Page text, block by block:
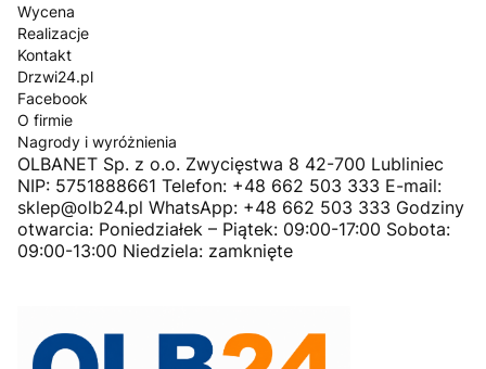
Wycena
Realizacje
Kontakt
Drzwi24.pl
Facebook
O firmie
Nagrody i wyróżnienia
OLBANET Sp. z o.o. Zwycięstwa 8 42-700 Lubliniec
NIP: 5751888661 Telefon: +48 662 503 333 E-mail:
sklep@olb24.pl WhatsApp: +48 662 503 333 Godziny
otwarcia: Poniedziałek – Piątek: 09:00-17:00 Sobota:
09:00-13:00 Niedziela: zamknięte